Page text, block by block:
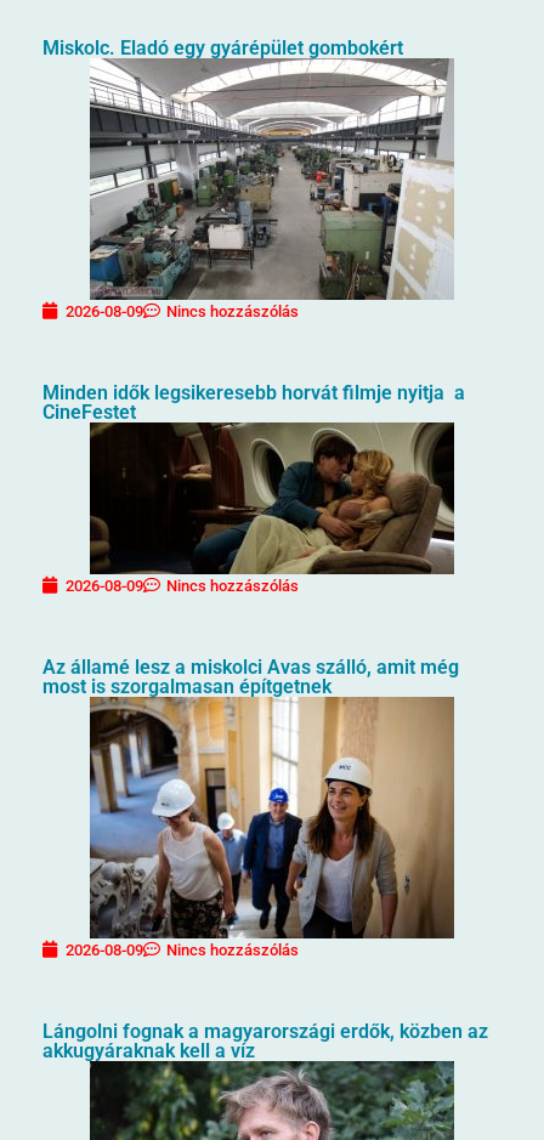
Miskolc. Eladó egy gyárépület gombokért
2026-08-09 Nincs hozzászólás
Minden idők legsikeresebb horvát filmje nyitja a
CineFestet
2026-08-09 Nincs hozzászólás
Az államé lesz a miskolci Avas szálló, amit még
most is szorgalmasan építgetnek
2026-08-09 Nincs hozzászólás
Lángolni fognak a magyarországi erdők, közben az
akkugyáraknak kell a víz